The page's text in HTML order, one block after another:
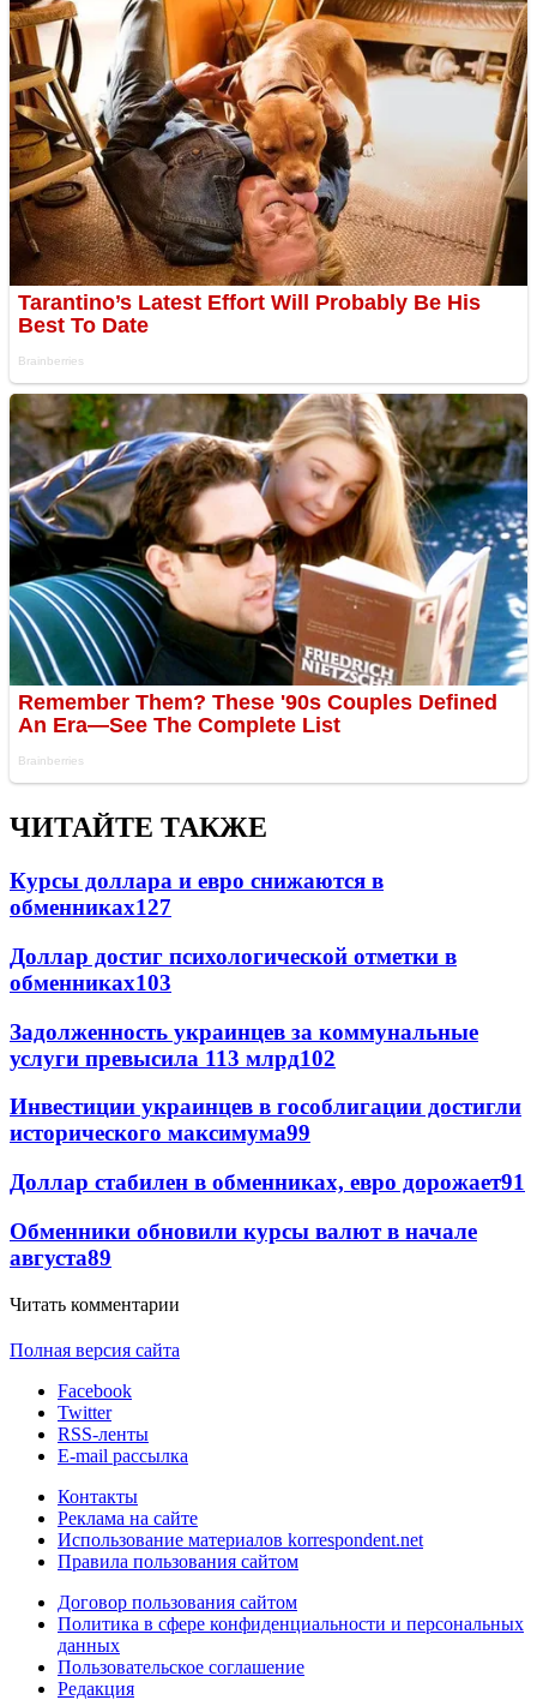
ЧИТАЙТЕ ТАКЖЕ
Курсы доллара и евро снижаются в
обменниках127
Доллар достиг психологической отметки в
обменниках103
Задолженность украинцев за коммунальные
услуги превысила 113 млрд102
Инвестиции украинцев в гособлигации достигли
исторического максимума99
Доллар стабилен в обменниках, евро дорожает91
Обменники обновили курсы валют в начале
августа89
Читать комментарии
Полная версия сайта
Facebook
Twitter
RSS-ленты
E-mail рассылка
Контакты
Реклама на сайте
Использование материалов korrespondent.net
Правила пользования сайтом
Договор пользования сайтом
Политика в сфере конфиденциальности и персональных
данных
Пользовательское соглашение
Редакция